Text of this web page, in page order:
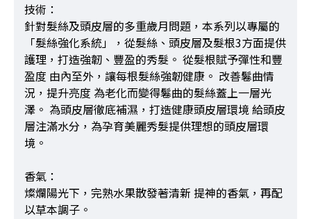
技術：
針對髮絲及頭皮層的多重歲月問題，本系列以專屬的
「髮絲強化系統」，從髮絲、頭皮層及髮根3方面提供
護理，打造強韌、豐盈的秀髮。 從髮根賦予彈性和豐
盈度 由內至外，讓每根髮絲強韌健康。 改善鬈曲情
況，提升亮度 為老化而變得鬈曲的髮絲蓋上一層光
澤。 為頭皮層徹底補濕，打造健康頭皮層環境 給頭皮
層注滿水分，為孕育美麗秀髮提供理想的頭皮層環
境。
香氣：
燦爛陽光下，完熟水果散發著清新 提神的香氣，再配
以草本調子。